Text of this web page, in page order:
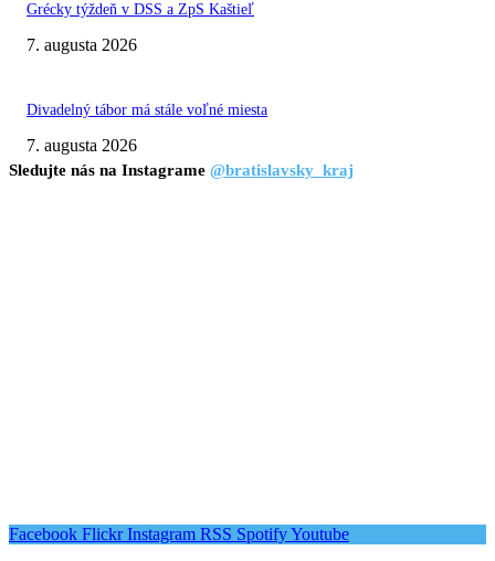
Grécky týždeň v DSS a ZpS Kaštieľ
7. augusta 2026
Divadelný tábor má stále voľné miesta
7. augusta 2026
Sledujte nás na Instagrame @bratislavsky_kraj
Facebook Flickr Instagram RSS SpotifyYoutube